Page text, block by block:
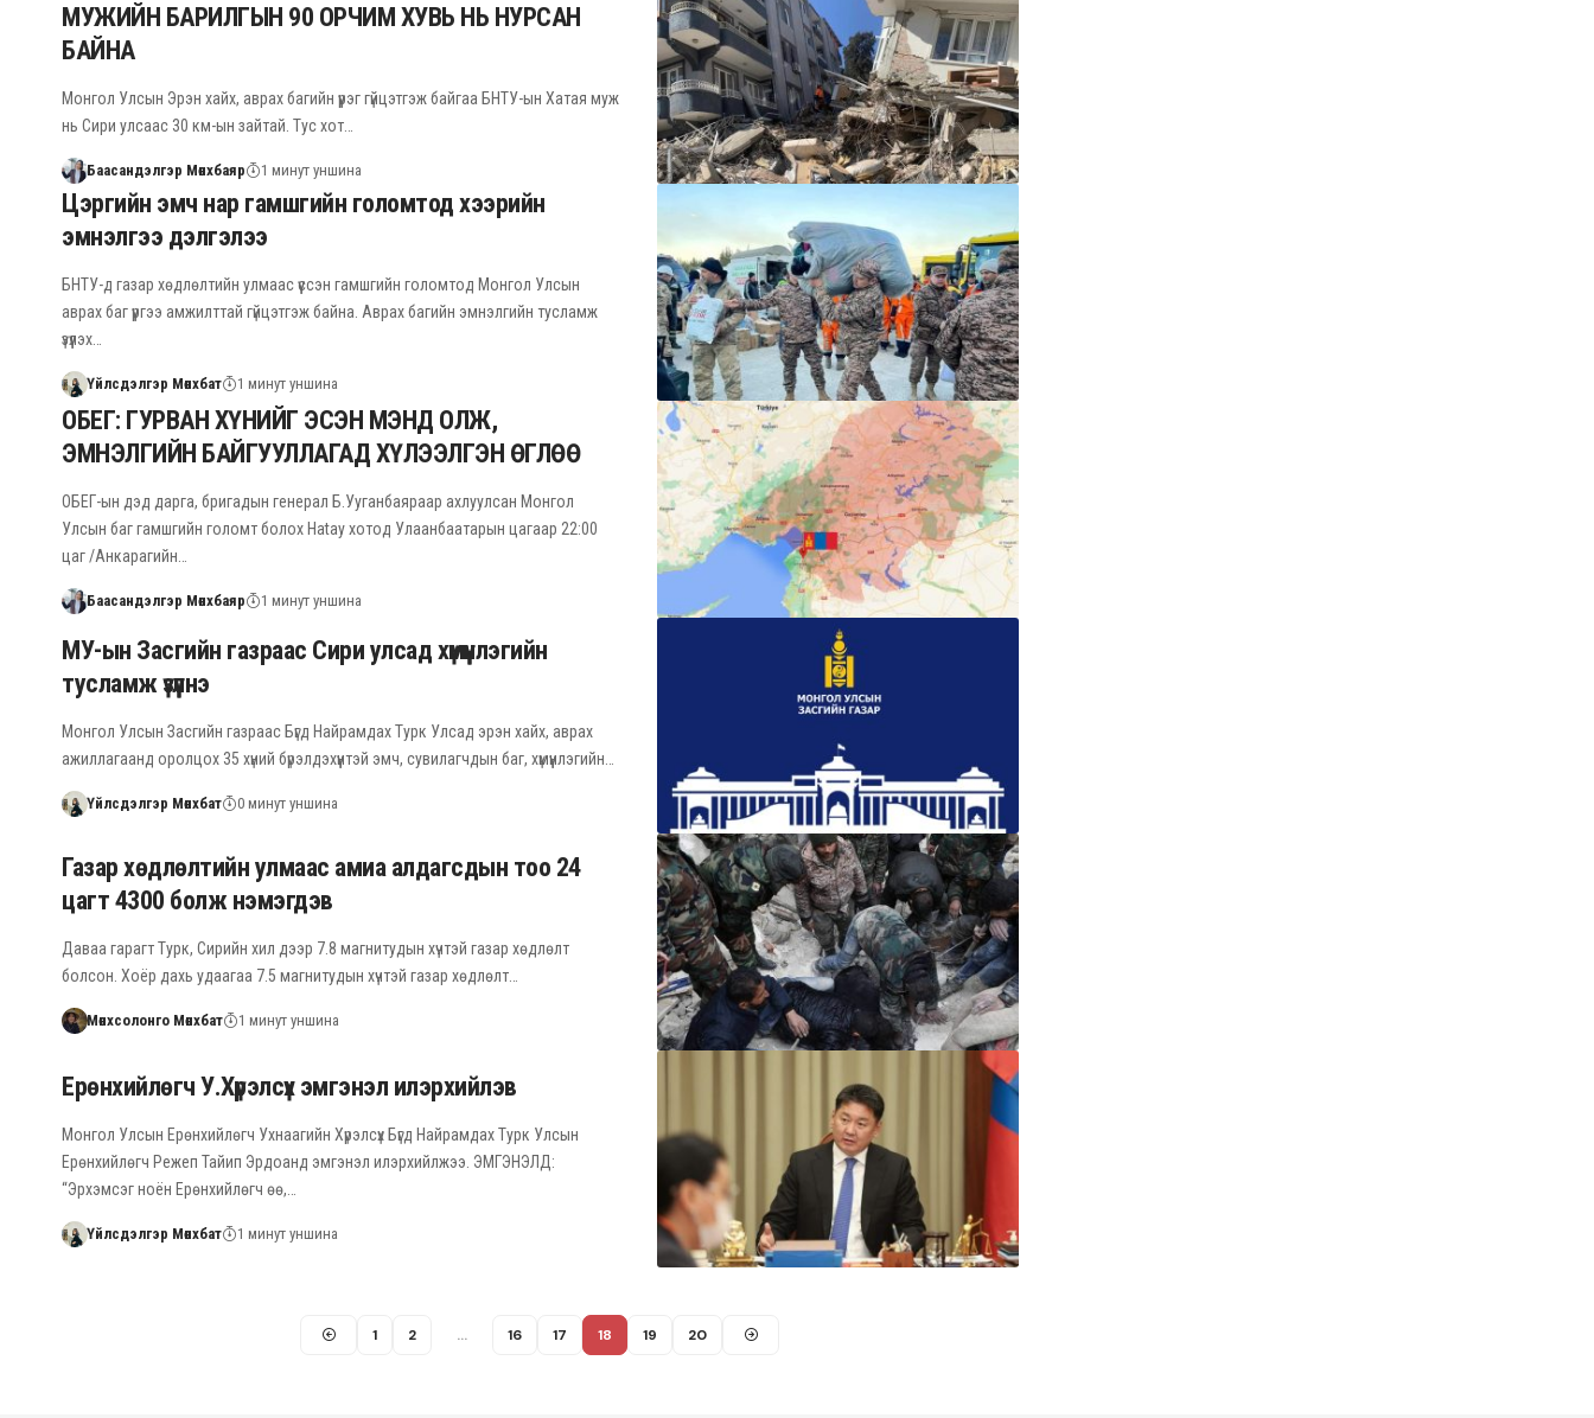
МУЖИЙН БАРИЛГЫН 90 ОРЧИМ ХУВЬ НЬ НУРСАН
БАЙНА
Монгол Улсын Эрэн хайх, аврах багийн үүрэг гүйцэтгэж байгаа БНТУ-ын Хатая муж
нь Сири улсаас 30 км-ын зайтай. Тус хот…
Баасандэлгэр Мөнхбаяр 1 минут уншина
Цэргийн эмч нар гамшгийн голомтод хээрийн
эмнэлгээ дэлгэлээ
БНТУ-д газар хөдлөлтийн улмаас үүссэн гамшгийн голомтод Монгол Улсын
аврах баг үүргээ амжилттай гүйцэтгэж байна. Аврах багийн эмнэлгийн тусламж
үзүүлэх…
Үйлсдэлгэр Мөнхбат 1 минут уншина
ОБЕГ: ГУРВАН ХҮНИЙГ ЭСЭН МЭНД ОЛЖ,
ЭМНЭЛГИЙН БАЙГУУЛЛАГАД ХҮЛЭЭЛГЭН ӨГЛӨӨ
ОБЕГ-ын дэд дарга, бригадын генерал Б.Ууганбаяраар ахлуулсан Монгол
Улсын баг гамшгийн голомт болох Hatay хотод Улаанбаатарын цагаар 22:00
цаг /Анкарагийн…
Баасандэлгэр Мөнхбаяр 1 минут уншина
МУ-ын Засгийн газраас Сири улсад хүмүүнлэгийн
тусламж үзүүлнэ
Монгол Улсын Засгийн газраас Бүгд Найрамдах Турк Улсад эрэн хайх, аврах
ажиллагаанд оролцох 35 хүний бүрэлдэхүүнтэй эмч, сувилагчдын баг, хүмүүнлэгийн…
Үйлсдэлгэр Мөнхбат 0 минут уншина
Газар хөдлөлтийн улмаас амиа алдагсдын тоо 24
цагт 4300 болж нэмэгдэв
Даваа гарагт Турк, Сирийн хил дээр 7.8 магнитудын хүчтэй газар хөдлөлт
болсон. Хоёр дахь удаагаа 7.5 магнитудын хүчтэй газар хөдлөлт…
Мөнхсолонго Мөнхбат 1 минут уншина
Ерөнхийлөгч У.Хүрэлсүх эмгэнэл илэрхийлэв
Монгол Улсын Ерөнхийлөгч Ухнаагийн Хүрэлсүх Бүгд Найрамдах Турк Улсын
Ерөнхийлөгч Режеп Тайип Эрдоанд эмгэнэл илэрхийлжээ. ЭМГЭНЭЛД:
“Эрхэмсэг ноён Ерөнхийлөгч өө,…
Үйлсдэлгэр Мөнхбат 1 минут уншина
1 2 … 16 17 18 19 20